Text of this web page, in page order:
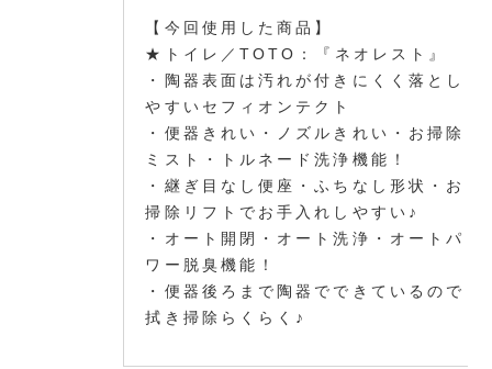
【今回使用した商品】
★トイレ／TOTO：『ネオレスト』
・陶器表面は汚れが付きにくく落とし
やすいセフィオンテクト
・便器きれい・ノズルきれい・お掃除
ミスト・トルネード洗浄機能！
・継ぎ目なし便座・ふちなし形状・お
掃除リフトでお手入れしやすい♪
・オート開閉・オート洗浄・オートパ
ワー脱臭機能！
・便器後ろまで陶器でできているので
拭き掃除らくらく♪